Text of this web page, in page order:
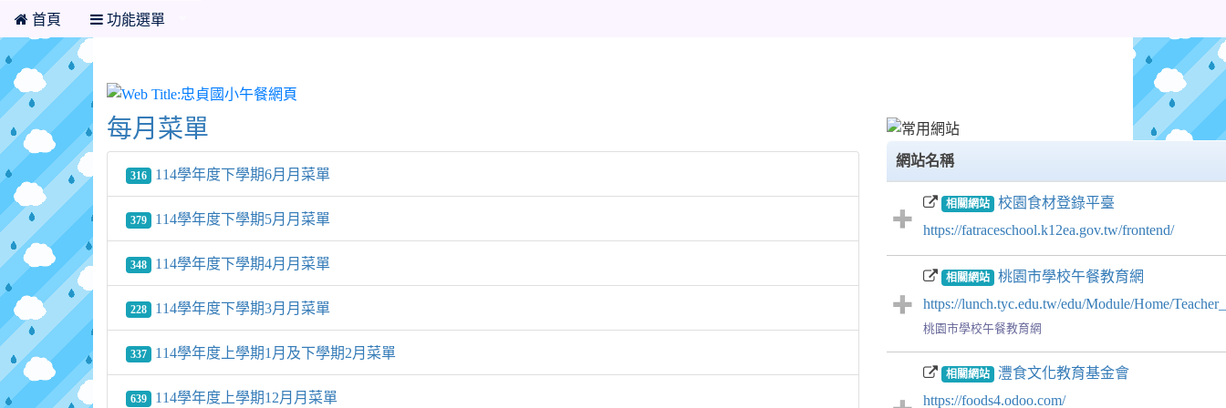
首頁 功能選單
每月菜單
316 114學年度下學期6月月菜單
379 114學年度下學期5月月菜單
348 114學年度下學期4月月菜單
228 114學年度下學期3月月菜單
337 114學年度上學期1月及下學期2月菜單
639 114學年度上學期12月月菜單
網站名稱
相關網站
校園食材登錄平臺
https://fatraceschool.k12ea.gov.tw/frontend/
相關網站
桃園市學校午餐教育網
https://lunch.tyc.edu.tw/edu/Module/Home/
桃園市學校午餐教育網
相關網站
灃食文化教育基金會
https://foods4.odoo.com/